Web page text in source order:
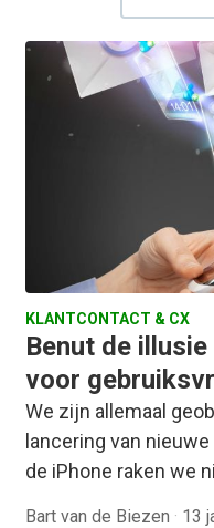
KLANTCONTACT & CX
Benut de
voor
We zijn allemaal
lancering van
de iPhone raken we
Bart van de Biezen · 13